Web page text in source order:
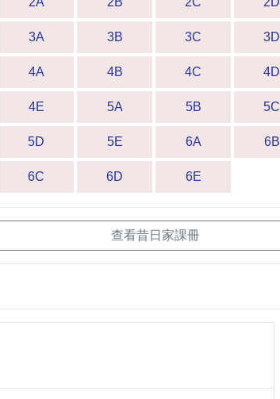
3A 3B 3C 3D
4A 4B 4C 4D
4E 5A 5B 5C
5D 5E 6A 6B
6C 6D 6E
查看昔日家課冊